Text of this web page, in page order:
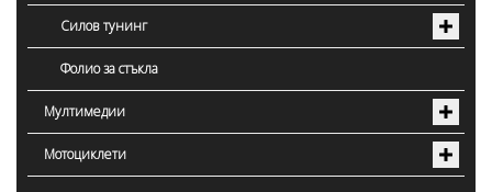
Силов тунинг
Фолио за стъкла
Мултимедии
Мотоциклети